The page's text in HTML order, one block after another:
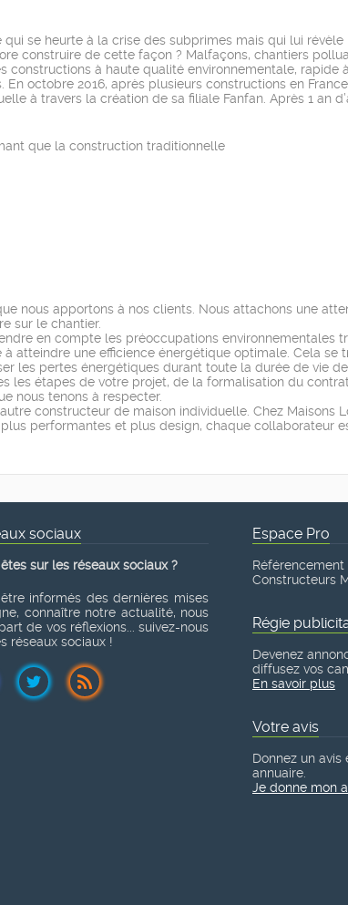
se heurte à la crise des subprimes mais qui lui
construire de cette façon ? Malfaçons, chantiers
à haute qualité environnementale, rapide
octobre 2016, après plusieurs constructions en
à travers la création de sa filiale Fanfan. Après 1 an
que la construction traditionnelle
nous apportons à nos clients. Nous attachons une
sur le chantier.
en compte les préoccupations environnementales
une efficience énergétique optimale. Cela se
les pertes énergétiques durant toute la durée de vie de
les étapes de votre projet, de la formalisation du
nous tenons à respecter.
constructeur de maison individuelle. Chez Maisons
performantes et plus design, chaque collaborateur
sociaux
sur les réseaux sociaux ?
informés des dernières mises
connaître notre actualité, nous
de vos réflexions... suivez-nous
réseaux sociaux !
Espace Pro
Référencement
Constructeurs
Régie
Devenez
diffusez vos
En savoir plus
Votre avis
Donnez un
annuaire.
Je donne mon